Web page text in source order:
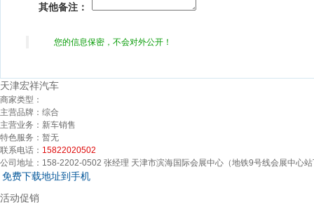
其他备注：
您的信息保密，不会对外公开！
天津宏祥汽车
商家类型：
主营品牌： 综合
主营业务： 新车销售
特色服务： 暂无
联系电话： 15822020502
公司地址： 158-2202-0502 张经理 天津市滨海国际会展中心（地铁9号线会展中心
免费下载地址到手机
活动促销